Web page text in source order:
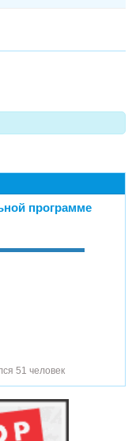
программе
51 человек